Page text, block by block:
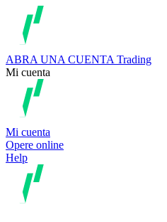
ABRA UNA CUENTA Trading
Mi cuenta
Mi cuenta
Opere online
Help